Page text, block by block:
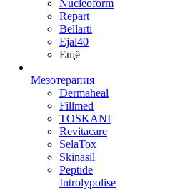
Nucleoform
Repart
Bellarti
Ejal40
Ещё
Мезотерапия
Dermaheal
Fillmed
TOSKANI
Revitacare
SelaTox
Skinasil
Peptide
Introlypolise